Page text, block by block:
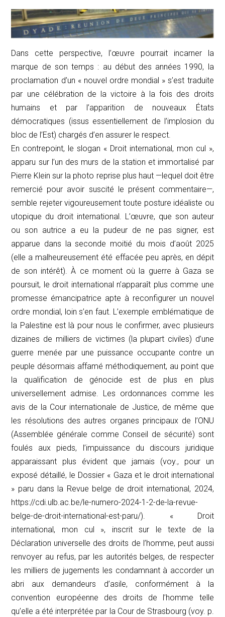
Dans cette perspective, l’œuvre pourrait incarner la
marque de son temps : au début des années 1990, la
proclamation d’un « nouvel ordre mondial » s’est traduite
par une célébration de la victoire à la fois des droits
humains et par l’apparition de nouveaux États
démocratiques (issus essentiellement de l’implosion du
bloc de l’Est) chargés d’en assurer le respect.
En contrepoint, le slogan « Droit international, mon cul »,
apparu sur l’un des murs de la station et immortalisé par
Pierre Klein sur la photo reprise plus haut —lequel doit être
remercié pour avoir suscité le présent commentaire—,
semble rejeter vigoureusement toute posture idéaliste ou
utopique du droit international. L’œuvre, que son auteur
ou son autrice a eu la pudeur de ne pas signer, est
apparue dans la seconde moitié du mois d’août 2025
(elle a malheureusement été effacée peu après, en dépit
de son intérêt). À ce moment où la guerre à Gaza se
poursuit, le droit international n’apparaît plus comme une
promesse émancipatrice apte à reconfigurer un nouvel
ordre mondial, loin s’en faut. L’exemple emblématique de
la Palestine est là pour nous le confirmer, avec plusieurs
dizaines de milliers de victimes (la plupart civiles) d’une
guerre menée par une puissance occupante contre un
peuple désormais affamé méthodiquement, au point que
la qualification de génocide est de plus en plus
universellement admise. Les ordonnances comme les
avis de la Cour internationale de Justice, de même que
les résolutions des autres organes principaux de l’ONU
(Assemblée générale comme Conseil de sécurité) sont
foulés aux pieds, l’impuissance du discours juridique
apparaissant plus évident que jamais (voy., pour un
exposé détaillé, le Dossier « Gaza et le droit international
» paru dans la Revue belge de droit international, 2024,
https://cdi.ulb.ac.be/le-numero-2024-1-2-de-la-revue-
belge-de-droit-international-est-paru/). « Droit
international, mon cul », inscrit sur le texte de la
Déclaration universelle des droits de l’homme, peut aussi
renvoyer au refus, par les autorités belges, de respecter
les milliers de jugements les condamnant à accorder un
abri aux demandeurs d’asile, conformément à la
convention européenne des droits de l’homme telle
qu’elle a été interprétée par la Cour de Strasbourg (voy. p.